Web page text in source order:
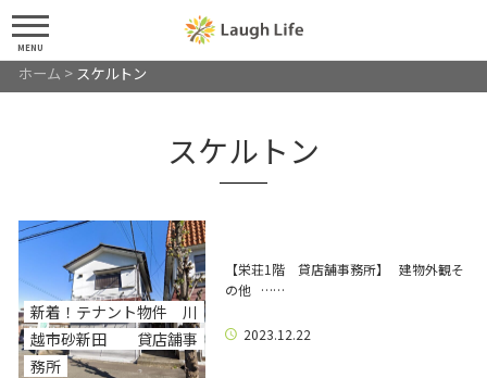
MENU
ホーム > スケルトン
スケルトン
新着！テナント物件 川
越市砂新田 貸店舗事
務所
【栄荘1階 貸店舗事務所】 建物外観そ
の他 ……
2023.12.22